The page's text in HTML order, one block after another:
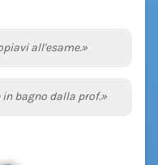
all'esame.»
bagno dalla prof.»